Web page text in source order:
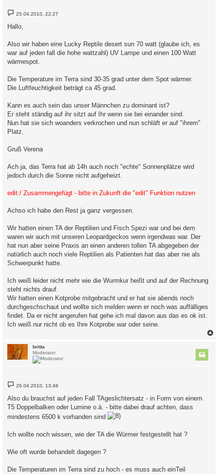
B
i
t
g
25.04.2010, 22:27
Hallo,
Also wir haben eine Lucky Reptile desert sun 70 watt (glaube ich, es
war auf jeden fall die hohe wattzahl) UV Lampe und einen 100 Watt
wärmespot.
Die Temperature im Terra sind 30-35 grad unter dem Spot wärmer.
Die Luftfeuchtigkeit beträgt ca 45 grad.
Kann es auch sein das unser Männchen zu dominant ist?
Er steht ständig auf ihr sitzt auf Ihr wenn sie bei einander sind.
Nun hat sie sich woanders verkrochen und nun schläft er auf "ihrem"
Platz.
Gruß Verena
Ach ja, das Terra hat ab 14h auch noch "echte" Sonnenplätze wird
jedoch durch die Sonne nicht aufgeheizt.
edit:/ Zusammengefügt - bitte in Zukunft die "edit" Funktion nutzen
Achso ich habe den Rest ja ganz vergessen.
Wir hatten einen TA der Reptilien und Fisch Spezi war und bei dem
waren wir auch mit unseren Leopardgeckos wenn irgendwas war. Der
hat nun aber seine Praxis an einen anderen tollen TA abgegeben der
natürlich auch noch viele Reptilien als Patienten hat das aber nie als
Schwerpunkt hatte.
Ich weiß leider nicht mehr wie die Wurmkur heißt und auf der Rechnung
steht nichts drauf.
Wir hatten einen Kotprobe mitgebracht und er hat sie abends noch
durchgeschschaut und wollte sich melden wenn er noch was auffälliges
findet. Da er nicht angerufen hat gehe ich mal davon aus das es ok ist.
Ich weiß nur nicht ob es Ihre Kotprobe war oder seine.
britta
Moderator
B
e
t
r
g
26.04.2010, 13:48
Also du brauchst auf jeden Fall TAgeslichtersatz - in Form von einem
T5 Doppelbalken oder Lumine o.ä. - bitte dabei drauf achten, dass
mindestens 6500 k vorhanden sind
Ich wollte noch wissen, wie der TA die Würmer festgestellt hat ?
Wie oft wurde behandelt dagegen ?
Die Temperaturen im Terra sind zu hoch - es muss auch einTeil